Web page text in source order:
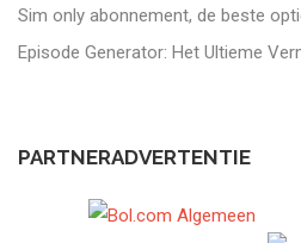
Sim only abonnement, de beste
Episode Generator: Het Ultieme
PARTNERADVERTENTIE